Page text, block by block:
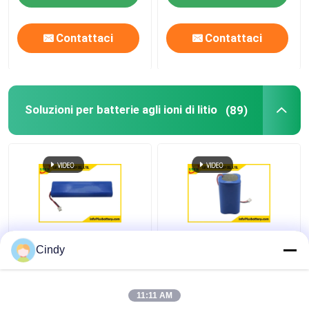
Contattaci Contattaci
Soluzioni per batterie agli ioni di litio (89)
4S1P 18650 scarico
ricaricabile della
12.8V 3.2V 4S1P
26650
Cindy
11:11 AM